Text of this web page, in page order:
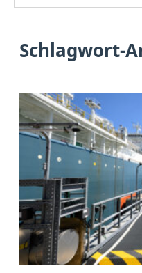
Schlagwort-